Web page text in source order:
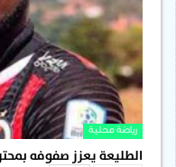
رياضة محلية
الطليعة يعزز صفوفه